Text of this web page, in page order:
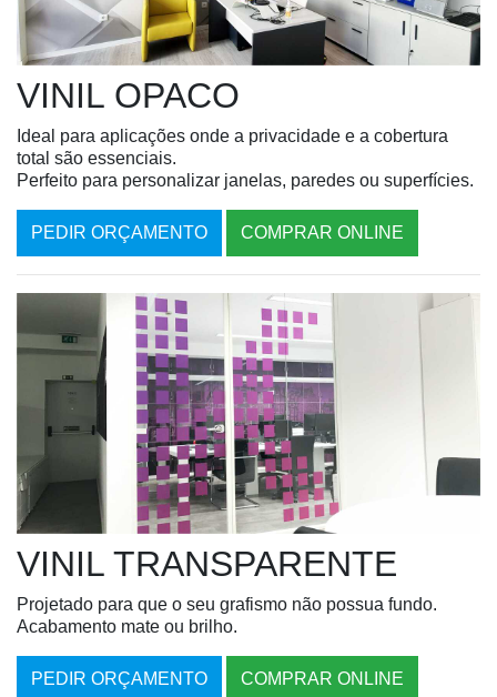
VINIL OPACO
Ideal para aplicações onde a privacidade e a cobertura
total são essenciais.
Perfeito para personalizar janelas, paredes ou superfícies.
PEDIR ORÇAMENTO COMPRAR ONLINE
VINIL TRANSPARENTE
Projetado para que o seu grafismo não possua fundo.
Acabamento mate ou brilho.
PEDIR ORÇAMENTO COMPRAR ONLINE